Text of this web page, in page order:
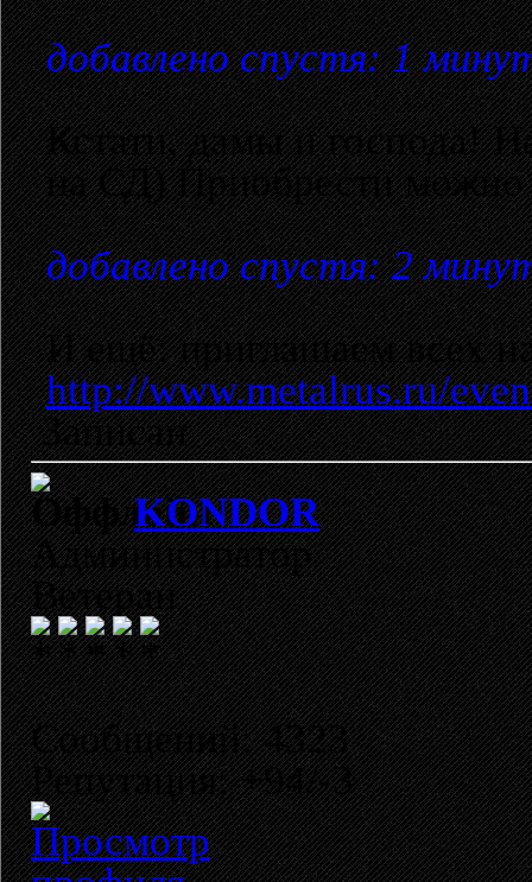
добавлено спустя: 1
Кстати, дамы и господа!
на СД) Приобрести можно
добавлено спустя: 2
И ещё: приглашаем всех
http://www.metalrus.ru/
Записан
KONDOR
Администратор
Ветеран
Сообщений: 4323
Репутация: +94/-3